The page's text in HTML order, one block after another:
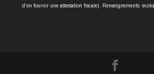
d'en fournir une attestation fiscale). Renseignements: